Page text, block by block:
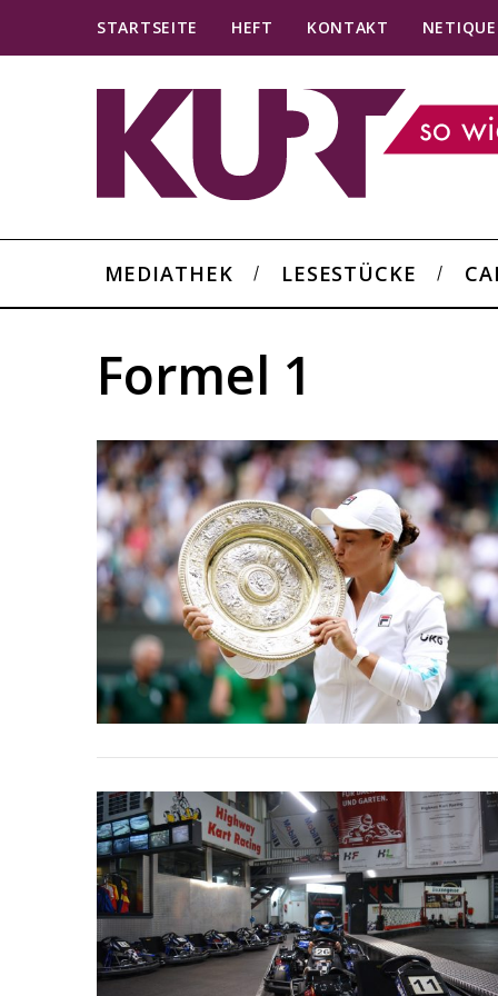
STARTSEITE HEFT KONTAKT
MEDIATHEK LESESTÜCKE
Formel 1